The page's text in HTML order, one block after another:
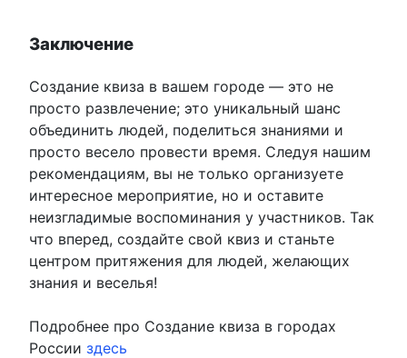
Заключение
Создание квиза в вашем городе — это не
просто развлечение; это уникальный шанс
объединить людей, поделиться знаниями и
просто весело провести время. Следуя нашим
рекомендациям, вы не только организуете
интересное мероприятие, но и оставите
неизгладимые воспоминания у участников. Так
что вперед, создайте свой квиз и станьте
центром притяжения для людей, желающих
знания и веселья!
Подробнее про Создание квиза в городах
России здесь